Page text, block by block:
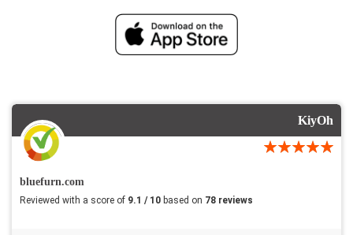
KiyOh
bluefurn.com
Reviewed with a score of 9.1 / 10 based on 78 reviews